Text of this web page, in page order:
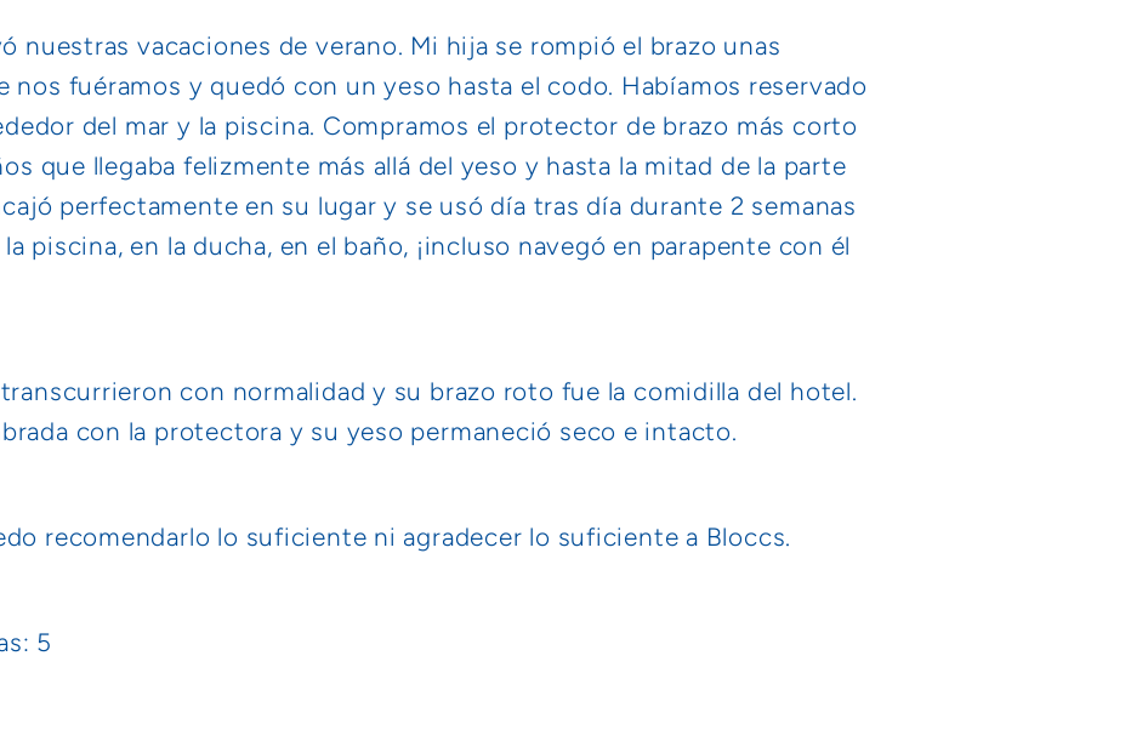
nuestras vacaciones de verano. Mi hija se rompió el brazo unas
nos fuéramos y quedó con un yeso hasta el codo. Habíamos reservado
del mar y la piscina. Compramos el protector de brazo más corto
que llegaba felizmente más allá del yeso y hasta la mitad de la parte
perfectamente en su lugar y se usó día tras día durante 2 semanas
piscina, en la ducha, en el baño, ¡incluso navegó en parapente con él
con normalidad y su brazo roto fue la comidilla del hotel.
con la protectora y su yeso permaneció seco e intacto.
recomendarlo lo suficiente ni agradecer lo suficiente a Bloccs.
5